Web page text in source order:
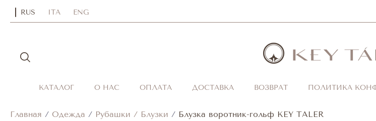
RUS ITA ENG
КАТАЛОГ О НАС ОПЛАТА ДОСТАВКА ВОЗВРАТ ПОЛИТИКА
Главная / Одежда / Рубашки / Блузки / Блузка воротник-гольф KEY TALER